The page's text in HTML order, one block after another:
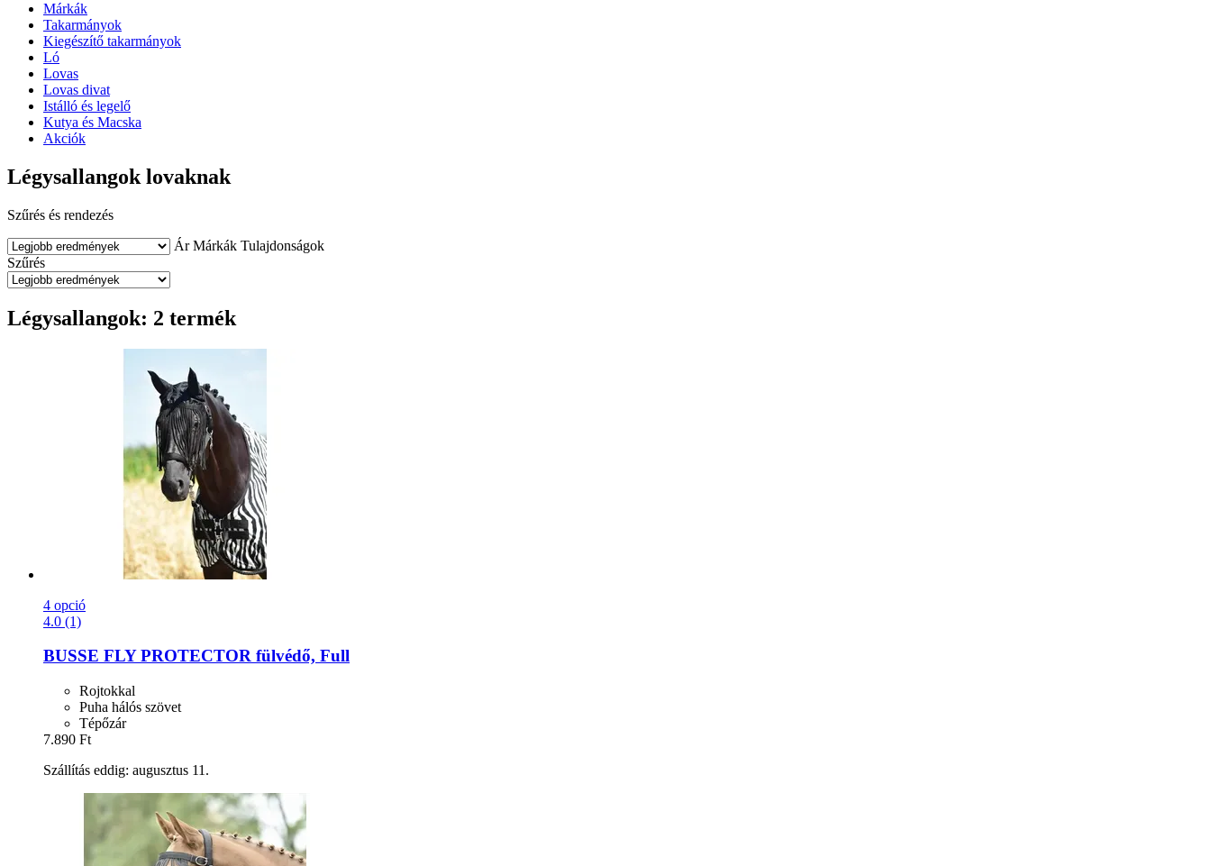
Márkák
Takarmányok
Kiegészítő takarmányok
Ló
Lovas
Lovas divat
Istálló és legelő
Kutya és Macska
Akciók
Légysallangok lovaknak
Szűrés és rendezés
Ár Márkák Tulajdonságok
Szűrés
Légysallangok: 2 termék
4 opció
4.0 (1)
BUSSE FLY PROTECTOR fülvédő, Full
Rojtokkal
Puha hálós szövet
Tépőzár
7.890 Ft
Szállítás eddig: augusztus 11.